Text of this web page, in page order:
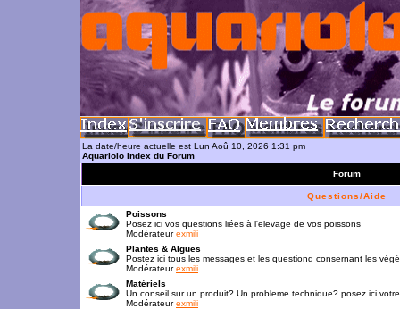
La date/heure actuelle est Lun Aoû 10, 2026 1:31 pm
Aquariolo Index du Forum
Forum
Questions/Aide
Poissons
Posez ici vos questions liées à l'elevage de vos poissons
Modérateurexmili
Plantes & Algues
Postez ici tous les messages et les questionq consernant les
Modérateurexmili
Matériels
Un conseil sur un produit? Un probleme technique? posez ici
Modérateurexmili